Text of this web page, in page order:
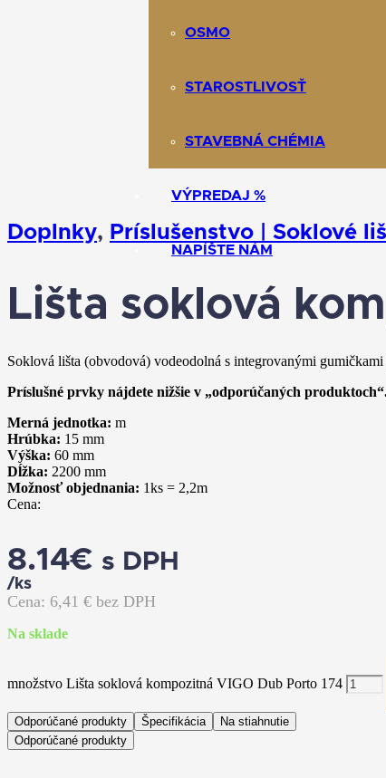
OSMO
STAROSTLIVOSŤ
STAVEBNÁ CHÉMIA
VÝPREDAJ %
NAPÍŠTE NÁM
Doplnky, Príslušenstvo | Soklové
Lišta soklová
Soklová lišta (obvodová) vodeodolná s integrovanými
Príslušné prvky nájdete nižšie v „odporúčaných
Merná jednotka: m
Hrúbka: 15 mm
Výška: 60 mm
Dĺžka: 2200 mm
Možnosť objednania: 1ks = 2,2m
Cena:
8.14€ s DPH
/ks
Cena: 6,41 € bez DPH
Na sklade
množstvo Lišta soklová kompozitná VIGO Dub Porto 174
Odporúčané produkty Špecifikácia
Na stiahnutie
Odporúčané produkty